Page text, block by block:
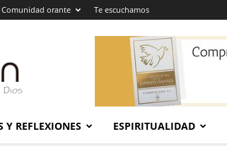
Comunidad orante Te escuchamos
Y REFLEXIONES ESPIRITUALIDAD